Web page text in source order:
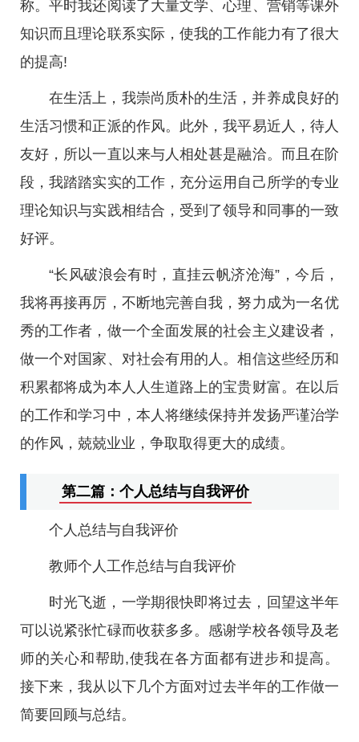
称。平时我还阅读了大量文学、心理、营销等课外
知识而且理论联系实际，使我的工作能力有了很大
的提高!
在生活上，我崇尚质朴的生活，并养成良好的
生活习惯和正派的作风。此外，我平易近人，待人
友好，所以一直以来与人相处甚是融洽。而且在阶
段，我踏踏实实的工作，充分运用自己所学的专业
理论知识与实践相结合，受到了领导和同事的一致
好评。
“长风破浪会有时，直挂云帆济沧海”，今后，
我将再接再厉，不断地完善自我，努力成为一名优
秀的工作者，做一个全面发展的社会主义建设者，
做一个对国家、对社会有用的人。相信这些经历和
积累都将成为本人人生道路上的宝贵财富。在以后
的工作和学习中，本人将继续保持并发扬严谨治学
的作风，兢兢业业，争取取得更大的成绩。
第二篇：个人总结与自我评价
个人总结与自我评价
教师个人工作总结与自我评价
时光飞逝，一学期很快即将过去，回望这半年
可以说紧张忙碌而收获多多。感谢学校各领导及老
师的关心和帮助,使我在各方面都有进步和提高。
接下来，我从以下几个方面对过去半年的工作做一
简要回顾与总结。